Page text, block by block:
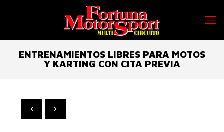
ENTRENAMIENTOS LIBRES PARA MOTOS
Y KARTING CON CITA PREVIA